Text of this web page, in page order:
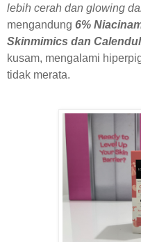
lebih cerah dan glowing
mengandung 6%
Skinmimics dan
kusam, mengalami
tidak merata.